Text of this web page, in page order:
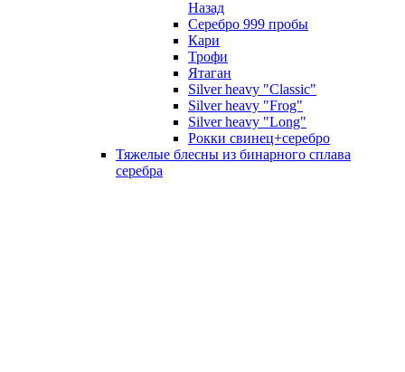
Назад
Серебро 999 пробы
Кари
Трофи
Ятаган
Silver heavy "Classic"
Silver heavy "Frog"
Silver heavy "Long"
Рокки свинец+серебро
Тяжелые блесны из бинарного сплава
серебра